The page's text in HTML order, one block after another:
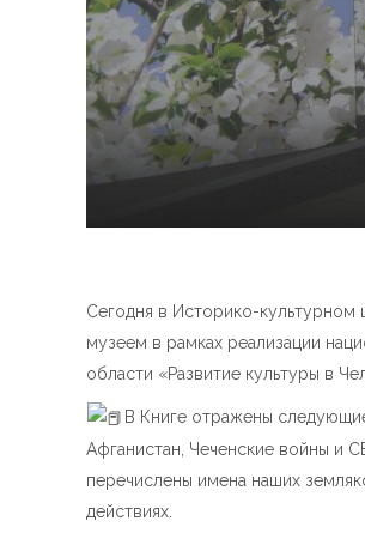
Сегодня в Историко-культурном
музеем в рамках реализации
области «Развитие культуры в
В Книге отражены
Афганистан, Чеченские войны и
перечислены имена наших
действиях.